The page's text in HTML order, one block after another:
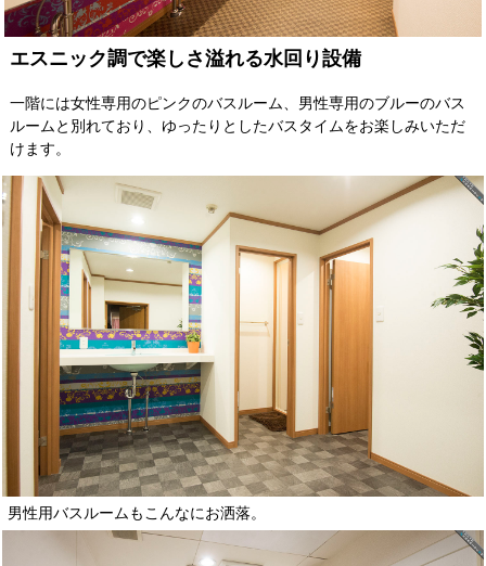
エスニック調で楽しさ溢れる水回り設備
一階には女性専用のピンクのバスルーム、男性専用のブルーのバス
ルームと別れており、ゆったりとしたバスタイムをお楽しみいただ
けます。
男性用バスルームもこんなにお洒落。